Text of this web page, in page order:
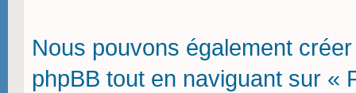
Nous pouvons également
phpBB tout en naviguant sur «